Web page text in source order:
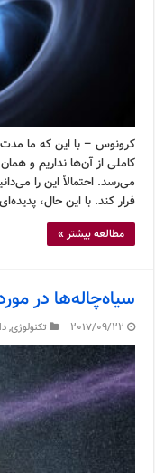
کرونوس – با این که ما
کاملی از آن‌ها نداریم و
می‌رسد. احتمالاً این را
فرار کند. با این حال،
مطالعه بیشتر »
سیاه‌چاله‌ها در
2017/09/22 تکنولوژی,